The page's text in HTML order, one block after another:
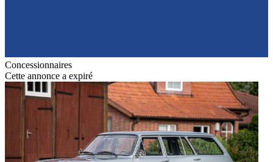
Concessionnaires
Cette annonce a expiré